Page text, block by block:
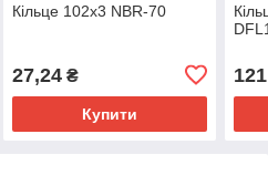
Кільце 102х3 NBR-70
27,24₴
Купити